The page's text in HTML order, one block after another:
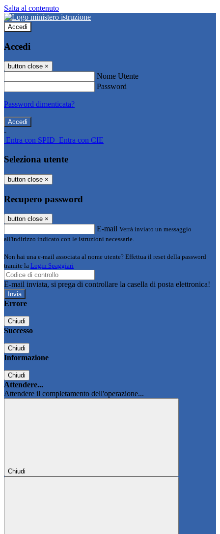
Salta al contenuto
Accedi
Accedi
button close ×
Nome Utente
Password
Password dimenticata?
-
Entra con SPID Entra con CIE
Seleziona utente
button close ×
Recupero password
button close ×
E-mail Verrà inviato un messaggio
all'indirizzo indicato con le istruzioni necessarie.
Non hai una e-mail associata al nome utente? Effettua il reset della password
tramite la Login Spaggiari
E-mail inviata, si prega di controllare la casella di posta elettronica!
Errore
Chiudi
Successo
Chiudi
Informazione
Chiudi
Attendere...
Attendere il completamento dell'operazione...
Chiudi